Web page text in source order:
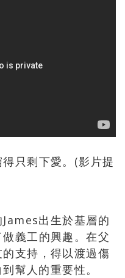
得只剩下愛。(影片提
出生於基層的
義工的興趣。在父
支持，得以渡過傷
幫人的重要性。